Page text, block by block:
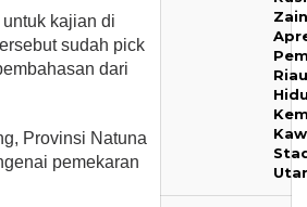
kajian di
sudah pick
dari
Provinsi Natuna
pemekaran
Riau